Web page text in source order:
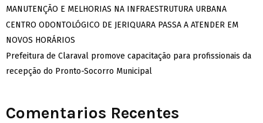
MANUTENÇÃO E MELHORIAS NA INFRAESTRUTURA URBANA
CENTRO ODONTOLÓGICO DE JERIQUARA PASSA A ATENDER EM
NOVOS HORÁRIOS
Prefeitura de Claraval promove capacitação para profissionais da
recepção do Pronto-Socorro Municipal
Comentarios Recentes